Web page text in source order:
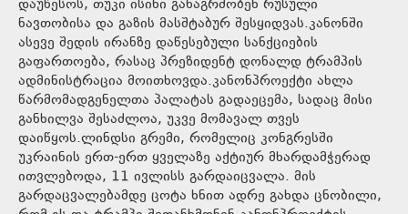
დაუწესოს, თუკი ისინი განაგრძობენ რუსული
ნავთობისა და გაზის მასშტაბურ შესყიდვას.კანონში
ასევე შედის ირანზე დაწესებული სანქციების
გაფართოება, რასაც პრეზიდენტ დონალდ ტრამპის
ადმინისტრაცია მოითხოვდა.კანონპროექტი ახლა
წარმომადგენელთა პალატას გადაეცემა, სადაც მისი
განხილვა შესაძლოა, უკვე მომავალ თვეს
დაიწყოს.ლინდსი გრემი, რომელიც კონგრესში
უკრაინის ერთ-ერთ ყველაზე აქტიურ მხარდამჭერად
ითვლებოდა, 11 ივლისს გარდაიცვალა. მის
გარდაცვალებამდე ცოტა ხნით ადრე გახდა ცნობილი,